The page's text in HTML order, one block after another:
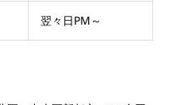
翌々日PM～